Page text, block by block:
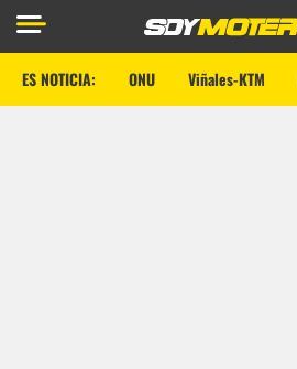
ES NOTICIA: ONU Viñales-KTM